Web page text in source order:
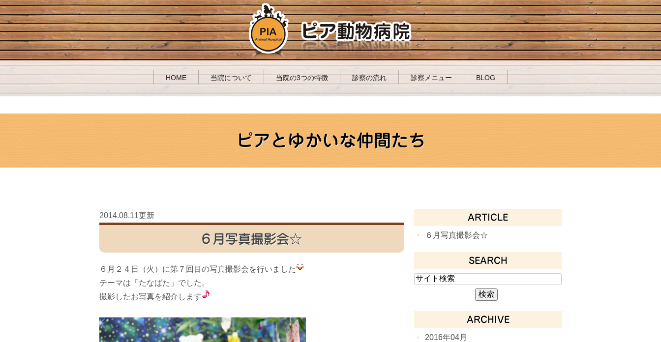
HOME 当院について 当院の3つの特徴 診察の流れ 診察メニュー BLOG
ピアとゆかいな仲間たち
2014.08.11更新
６月写真撮影会☆
６月２４日（火）に第７回目の写真撮影会を行いました
テーマは「たなばた」でした。
撮影したお写真を紹介します
ARTICLE
６月写真撮影会☆
SEARCH
ARCHIVE
2016年04月